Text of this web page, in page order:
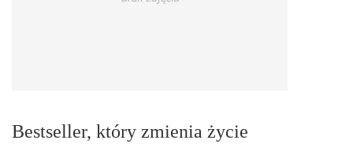
Bestseller, który zmienia życie